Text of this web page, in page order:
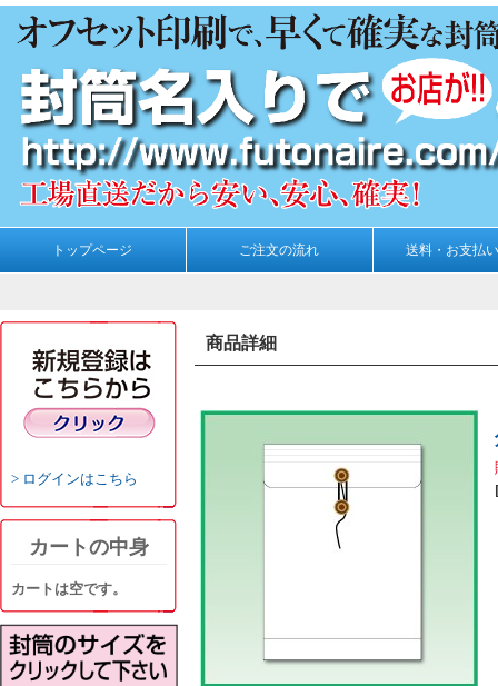
トップページ ご注文の流れ 送料・お支払
ログインはこちら
カートの中身
カートは空です。
商品詳細